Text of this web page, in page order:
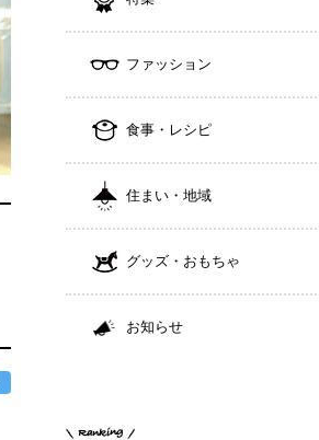
ファッション
食事・レシピ
住まい・地域
グッズ・おもちゃ
お知らせ